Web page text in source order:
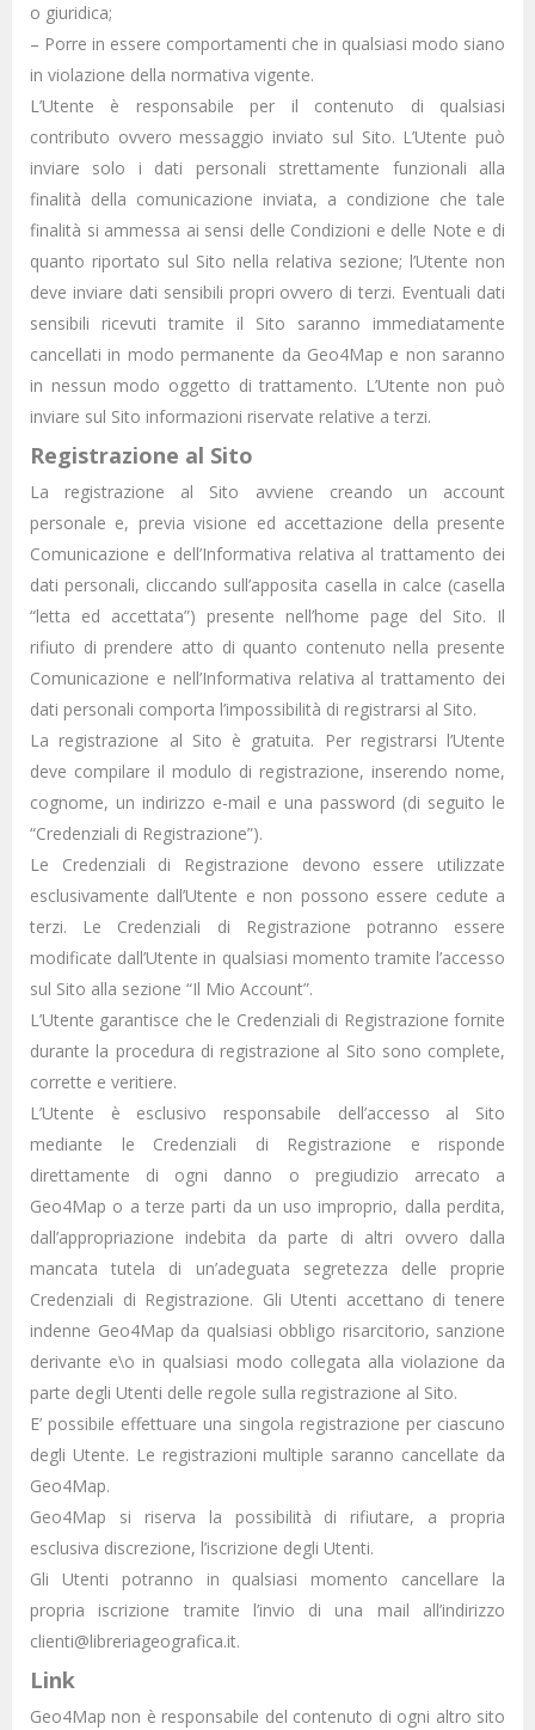
o giuridica;
– Porre in essere comportamenti che in qualsiasi modo siano
in violazione della normativa vigente.
L’Utente è responsabile per il contenuto di qualsiasi
contributo ovvero messaggio inviato sul Sito. L’Utente può
inviare solo i dati personali strettamente funzionali alla
finalità della comunicazione inviata, a condizione che tale
finalità si ammessa ai sensi delle Condizioni e delle Note e di
quanto riportato sul Sito nella relativa sezione; l’Utente non
deve inviare dati sensibili propri ovvero di terzi. Eventuali dati
sensibili ricevuti tramite il Sito saranno immediatamente
cancellati in modo permanente da Geo4Map e non saranno
in nessun modo oggetto di trattamento. L’Utente non può
inviare sul Sito informazioni riservate relative a terzi.
Registrazione al Sito
La registrazione al Sito avviene creando un account
personale e, previa visione ed accettazione della presente
Comunicazione e dell’Informativa relativa al trattamento dei
dati personali, cliccando sull’apposita casella in calce (casella
“letta ed accettata”) presente nell’home page del Sito. Il
rifiuto di prendere atto di quanto contenuto nella presente
Comunicazione e nell’Informativa relativa al trattamento dei
dati personali comporta l’impossibilità di registrarsi al Sito.
La registrazione al Sito è gratuita. Per registrarsi l’Utente
deve compilare il modulo di registrazione, inserendo nome,
cognome, un indirizzo e-mail e una password (di seguito le
“Credenziali di Registrazione”).
Le Credenziali di Registrazione devono essere utilizzate
esclusivamente dall’Utente e non possono essere cedute a
terzi. Le Credenziali di Registrazione potranno essere
modificate dall’Utente in qualsiasi momento tramite l’accesso
sul Sito alla sezione “Il Mio Account”.
L’Utente garantisce che le Credenziali di Registrazione fornite
durante la procedura di registrazione al Sito sono complete,
corrette e veritiere.
L’Utente è esclusivo responsabile dell’accesso al Sito
mediante le Credenziali di Registrazione e risponde
direttamente di ogni danno o pregiudizio arrecato a
Geo4Map o a terze parti da un uso improprio, dalla perdita,
dall’appropriazione indebita da parte di altri ovvero dalla
mancata tutela di un’adeguata segretezza delle proprie
Credenziali di Registrazione. Gli Utenti accettano di tenere
indenne Geo4Map da qualsiasi obbligo risarcitorio, sanzione
derivante e\o in qualsiasi modo collegata alla violazione da
parte degli Utenti delle regole sulla registrazione al Sito.
E’ possibile effettuare una singola registrazione per ciascuno
degli Utente. Le registrazioni multiple saranno cancellate da
Geo4Map.
Geo4Map si riserva la possibilità di rifiutare, a propria
esclusiva discrezione, l’iscrizione degli Utenti.
Gli Utenti potranno in qualsiasi momento cancellare la
propria iscrizione tramite l’invio di una mail all’indirizzo
clienti@libreriageografica.it.
Link
Geo4Map non è responsabile del contenuto di ogni altro sito